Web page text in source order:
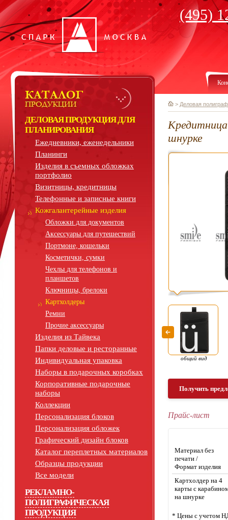
(495)
ДЕЛОВАЯ ПРОДУКЦИЯ ДЛЯ
ПЛАНИРОВАНИЯ
Ежедневники, еженедельники
Планинги
Изделия в съемных обложках
портфолио
Визитницы, кредитницы
Телефонные и записные книги
Кожгалантерейные изделия
Обложки для документов
Аксессуары для путешествий
Портмоне, кошельки
Косметички, сумки
Чехлы для телефонов и
планшетов
Ключницы, брелоки
Картхолдеры
Ремни
Прочие аксессуары
Изделия из Тайвека
Папки деловые и ресторанные
Индивидуальная упаковка
Наборы в подарочных коробках
Корпоративные подарочные
наборы
Коллекции
Персонализация блоков
Персонализация обложек
Графический дизайн блоков
Каталог переплетных материалов
Образцы продукции
Все модели
РЕКЛАМНО-
ПОЛИГРАФИЧЕСКАЯ
ПРОДУКЦИЯ
> Деловая
шнурке
общий вид
Получить
Прайс-лист
Материал без
печати /
Формат изделия
Картхолдер на 4
карты с
на шнурке
* Цены с учетом